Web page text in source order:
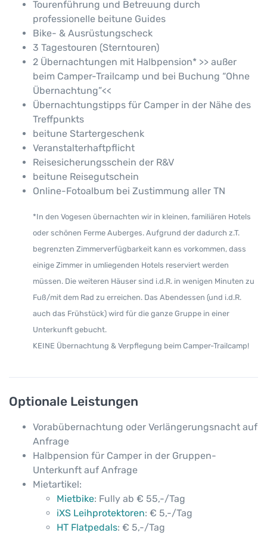
Tourenführung und Betreuung durch
professionelle beitune Guides
Bike- & Ausrüstungscheck
3 Tagestouren (Sterntouren)
2 Übernachtungen mit Halbpension* >> außer
beim Camper-Trailcamp und bei Buchung “Ohne
Übernachtung”<<
Übernachtungstipps für Camper in der Nähe des
Treffpunkts
beitune Startergeschenk
Veranstalterhaftpflicht
Reisesicherungsschein der R&V
beitune Reisegutschein
Online-Fotoalbum bei Zustimmung aller TN
*In den Vogesen übernachten wir in kleinen, familiären Hotels
oder schönen Ferme Auberges. Aufgrund der dadurch z.T.
begrenzten Zimmerverfügbarkeit kann es vorkommen, dass
einige Zimmer in umliegenden Hotels reserviert werden
müssen. Die weiteren Häuser sind i.d.R. in wenigen Minuten zu
Fuß/mit dem Rad zu erreichen. Das Abendessen (und i.d.R.
auch das Frühstück) wird für die ganze Gruppe in einer
Unterkunft gebucht.
KEINE Übernachtung & Verpflegung beim Camper-Trailcamp!
Optionale Leistungen
Vorabübernachtung oder Verlängerungsnacht auf
Anfrage
Halbpension für Camper in der Gruppen-
Unterkunft auf Anfrage
Mietartikel:
Mietbike: Fully ab € 55,-/Tag
iXS Leihprotektoren: € 5,-/Tag
HT Flatpedals: € 5,-/Tag